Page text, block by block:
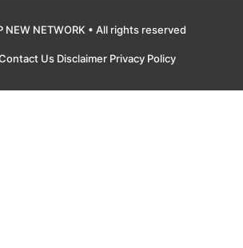
NEW NETWORK • All rights reserved
Us Disclaimer Privacy Policy